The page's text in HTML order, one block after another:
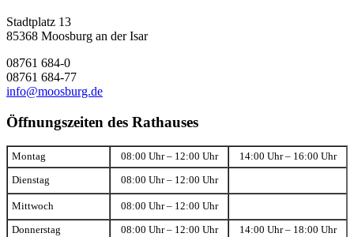
Stadtplatz 13
85368 Moosburg an der Isar
08761 684-0
08761 684-77
info@moosburg.de
Öffnungszeiten des Rathauses
Montag 08:00 Uhr – 12:00 Uhr 14:00 Uhr – 16:00 Uhr
Dienstag 08:00 Uhr – 12:00 Uhr
Mittwoch 08:00 Uhr – 12:00 Uhr
Donnerstag 08:00 Uhr – 12:00 Uhr 14:00 Uhr – 18:00 Uhr